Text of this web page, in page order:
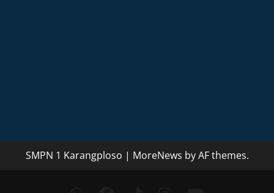
SMPN 1 Karangploso | MoreNews by AF themes.